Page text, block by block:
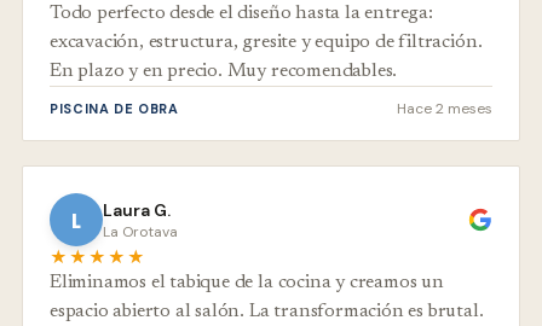
Todo perfecto desde el diseño hasta la entrega:
excavación, estructura, gresite y equipo de filtración.
En plazo y en precio. Muy recomendables.
PISCINA DE OBRA Hace 2 meses
L Laura G.
La Orotava
★★★★★
Eliminamos el tabique de la cocina y creamos un
espacio abierto al salón. La transformación es brutal.